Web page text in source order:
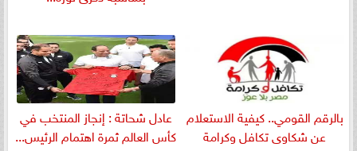
بالرقم القومي.. كيفية الاستعلام
عن شكاوى تكافل وكرامة
عادل شحاتة : إنجاز المنتخب في
كأس العالم ثمرة اهتمام الرئيس...